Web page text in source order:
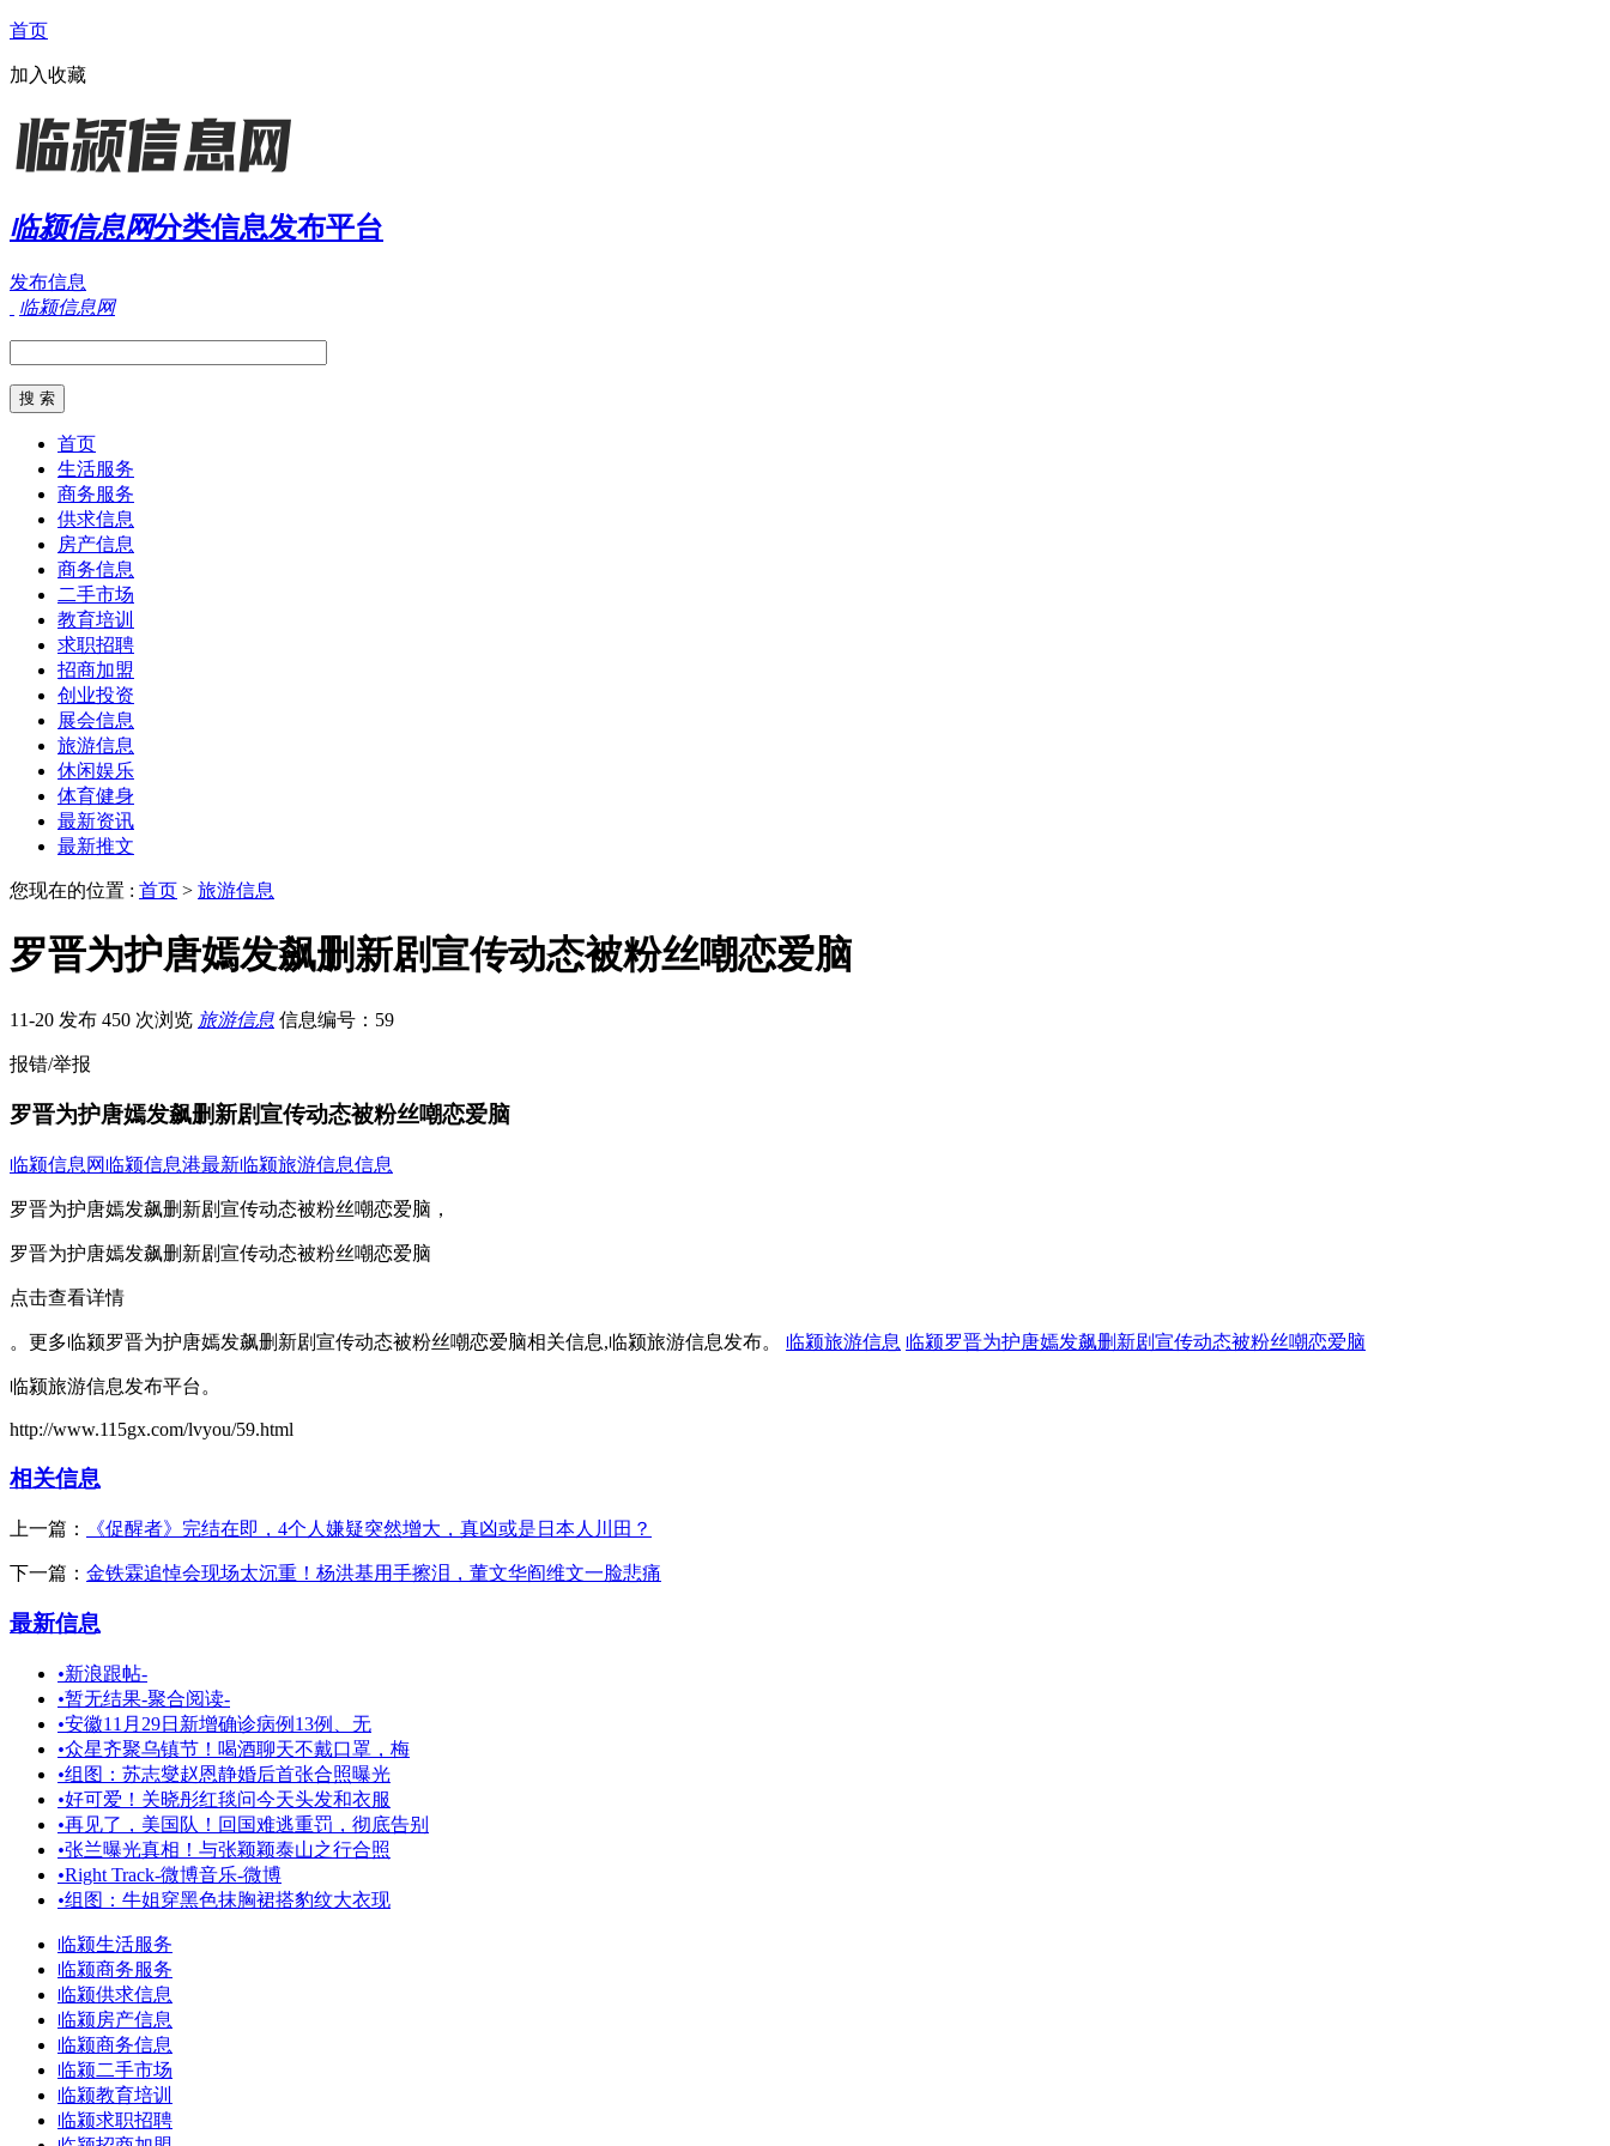
首页
加入收藏
临颍信息网分类信息发布平台
发布信息
临颍信息网
首页
生活服务
商务服务
供求信息
房产信息
商务信息
二手市场
教育培训
求职招聘
招商加盟
创业投资
展会信息
旅游信息
休闲娱乐
体育健身
最新资讯
最新推文
您现在的位置 : 首页 > 旅游信息
罗晋为护唐嫣发飙删新剧宣传动态被粉丝嘲恋爱脑
11-20 发布 450 次浏览 旅游信息 信息编号：59
报错/举报
罗晋为护唐嫣发飙删新剧宣传动态被粉丝嘲恋爱脑
临颍信息网 临颍信息港最新临颍旅游信息信息
罗晋为护唐嫣发飙删新剧宣传动态被粉丝嘲恋爱脑，
罗晋为护唐嫣发飙删新剧宣传动态被粉丝嘲恋爱脑
点击查看详情
。更多临颍罗晋为护唐嫣发飙删新剧宣传动态被粉丝嘲恋爱脑相关信息,临颍旅游信息发布。 临颍旅游信息 临颍罗晋为护唐嫣发飙删新剧宣传动态被粉丝嘲恋爱脑
临颍旅游信息发布平台。
http://www.115gx.com/lvyou/59.html
相关信息
上一篇： 《促醒者》完结在即，4个人嫌疑突然增大，真凶或是日本人川田？
下一篇： 金铁霖追悼会现场太沉重！杨洪基用手擦泪，董文华阎维文一脸悲痛
最新信息
•新浪跟帖-
•暂无结果-聚合阅读-
•安徽11月29日新增确诊病例13例、无
•众星齐聚乌镇节！喝酒聊天不戴口罩，梅
•组图：苏志燮赵恩静婚后首张合照曝光
•好可爱！关晓彤红毯问今天头发和衣服
•再见了，美国队！回国难逃重罚，彻底告别
•张兰曝光真相！与张颖颖泰山之行合照
•Right Track-微博音乐-微博
•组图：牛姐穿黑色抹胸裙搭豹纹大衣现
临颍生活服务
临颍商务服务
临颍供求信息
临颍房产信息
临颍商务信息
临颍二手市场
临颍教育培训
临颍求职招聘